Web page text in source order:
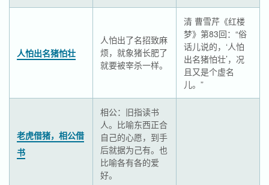
人怕出名猪怕壮
人怕出了名招致麻
烦，就象猪长肥了
就要被宰杀一样。
清 曹雪芹《红楼
梦》第83回：“俗
话儿说的，‘人怕
出名猪怕壮’，况
且又是个虚名
儿。”
老虎借猪，相公借
书
相公：旧指读书
人。比喻东西正合
自己的心愿，到手
后就据为己有。也
比喻各有各的爱
好。